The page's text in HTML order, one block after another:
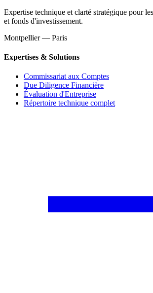
Expertise technique et clarté stratégique pour
et fonds d'investissement.
Montpellier — Paris
Expertises & Solutions
Commissariat aux Comptes
Due Diligence Financière
Évaluation d'Entreprise
Répertoire technique complet